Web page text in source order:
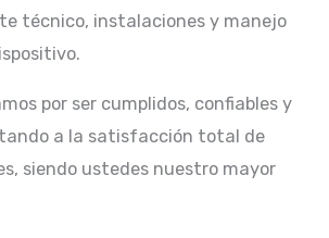
técnico, instalaciones y manejo
por ser cumplidos, confiables y
a la satisfacción total de
siendo ustedes nuestro mayor